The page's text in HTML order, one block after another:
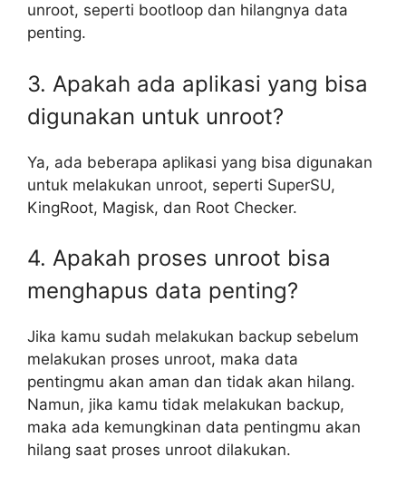
unroot, seperti bootloop dan hilangnya data
penting.
3. Apakah ada aplikasi yang bisa
digunakan untuk unroot?
Ya, ada beberapa aplikasi yang bisa digunakan
untuk melakukan unroot, seperti SuperSU,
KingRoot, Magisk, dan Root Checker.
4. Apakah proses unroot bisa
menghapus data penting?
Jika kamu sudah melakukan backup sebelum
melakukan proses unroot, maka data
pentingmu akan aman dan tidak akan hilang.
Namun, jika kamu tidak melakukan backup,
maka ada kemungkinan data pentingmu akan
hilang saat proses unroot dilakukan.